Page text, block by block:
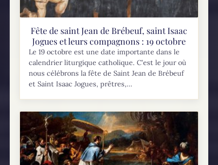
Fête de saint Jean de Brébeuf, saint Isaac
Jogues et leurs compagnons : 19 octobre
Le 19 octobre est une date importante dans le
calendrier liturgique catholique. C’est le jour où
nous célébrons la fête de Saint Jean de Brébeuf
et Saint Isaac Jogues, prêtres,...